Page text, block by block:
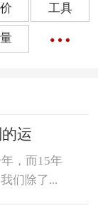
工具
运
，而15年
们除了...